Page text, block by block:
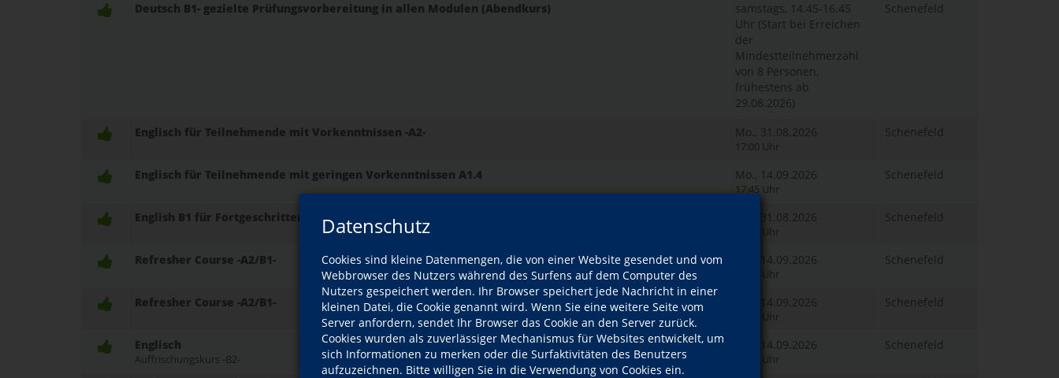
Datenschutz
Cookies sind kleine Datenmengen, die von einer Website gesendet und vom
Webbrowser des Nutzers während des Surfens auf dem Computer des
Nutzers gespeichert werden. Ihr Browser speichert jede Nachricht in einer
kleinen Datei, die Cookie genannt wird. Wenn Sie eine weitere Seite vom
Server anfordern, sendet Ihr Browser das Cookie an den Server zurück.
Cookies wurden als zuverlässiger Mechanismus für Websites entwickelt, um
sich Informationen zu merken oder die Surfaktivitäten des Benutzers
aufzuzeichnen. Bitte willigen Sie in die Verwendung von Cookies ein.
Deutsch B1- gezielte Prüfungsvorbereitung in allen Modulen (Abendkurs)
samstags, 14.45-16.45
Uhr (Start bei Erreichen
der
Mindestteilnehmerzahl
von 8 Personen,
frühestens ab
29.08.2026)
Schenefeld
Englisch für Teilnehmende mit Vorkenntnissen -A2- Mo., 31.08.2026
17:00 Uhr
Schenefeld
Englisch für Teilnehmende mit geringen Vorkenntnissen A1.4 Mo., 14.09.2026
17:45 Uhr
Schenefeld
English B1 für Fortgeschrittene Mo., 31.08.2026
18:30 Uhr
Schenefeld
Refresher Course -A2/B1- Mo., 14.09.2026
16:00 Uhr
Schenefeld
Refresher Course -A2/B1- Mo., 14.09.2026
16:00 Uhr
Schenefeld
Englisch
Auffrischungskurs -B2-
Mo., 14.09.2026
14:30 Uhr
Schenefeld